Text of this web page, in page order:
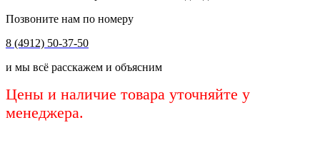
Позвоните нам по номеру
8 (4912) 50-37-50
и мы всё расскажем и объясним
Цены и наличие товара уточняйте у
менеджера.